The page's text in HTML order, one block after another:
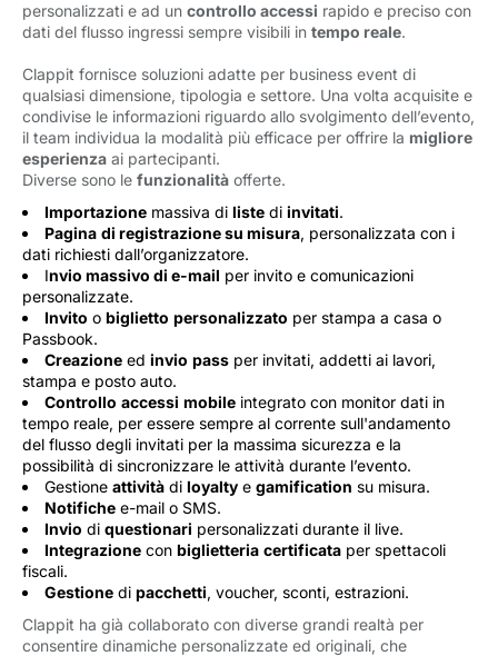
personalizzati e ad un controllo accessi rapido e preciso con
dati del flusso ingressi sempre visibili in tempo reale.
Clappit fornisce soluzioni adatte per business event di
qualsiasi dimensione, tipologia e settore. Una volta acquisite e
condivise le informazioni riguardo allo svolgimento dell’evento,
il team individua la modalità più efficace per offrire la migliore
esperienza ai partecipanti.
Diverse sono le funzionalità offerte.
Importazione massiva di liste di invitati.
Pagina di registrazione su misura, personalizzata con i
dati richiesti dall’organizzatore.
Invio massivo di e-mail per invito e comunicazioni
personalizzate.
Invito o biglietto personalizzato per stampa a casa o
Passbook.
Creazione ed invio pass per invitati, addetti ai lavori,
stampa e posto auto.
Controllo accessi mobile integrato con monitor dati in
tempo reale, per essere sempre al corrente sull'andamento
del flusso degli invitati per la massima sicurezza e la
possibilità di sincronizzare le attività durante l’evento.
Gestione attività di loyalty e gamification su misura.
Notifiche e-mail o SMS.
Invio di questionari personalizzati durante il live.
Integrazione con biglietteria certificata per spettacoli
fiscali.
Gestione di pacchetti, voucher, sconti, estrazioni.
Clappit ha già collaborato con diverse grandi realtà per
consentire dinamiche personalizzate ed originali, che